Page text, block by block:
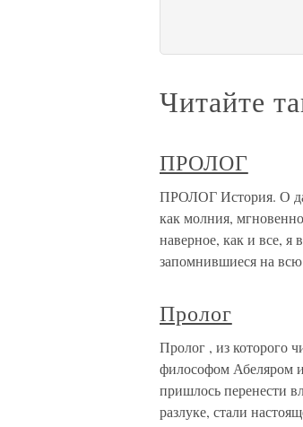
Читайте
ПРОЛОГ
ПРОЛОГ История. О
как молния,
наверное, как и все, я
запомнившиеся на всю
Пролог
Пролог , из которого
философом Абеляром
пришлось перенести
разлуке, стали